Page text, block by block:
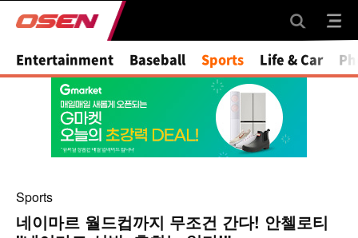
Mute
Entertainment Baseball Sports Life & Car
Sports
네이마르 월드컵까지 무조건 간다! 안첼로티